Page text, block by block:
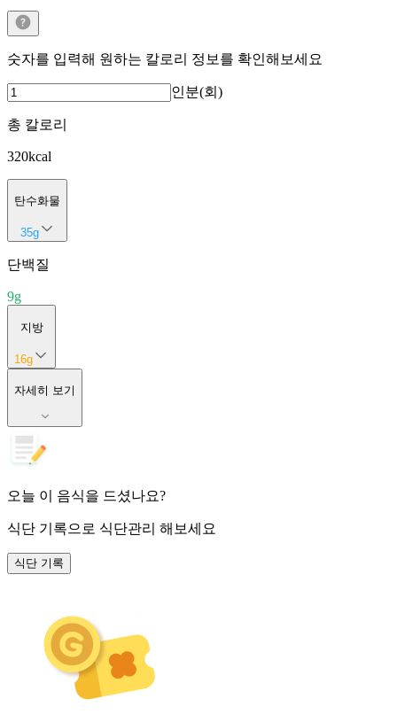
숫자를 입력해 원하는 칼로리 정보를 확인해보세요
인분(회)
총 칼로리
320kcal
탄수화물
35g
단백질
9g
지방
16g
자세히 보기
오늘 이 음식을 드셨나요?
식단 기록으로 식단관리 해보세요
식단 기록